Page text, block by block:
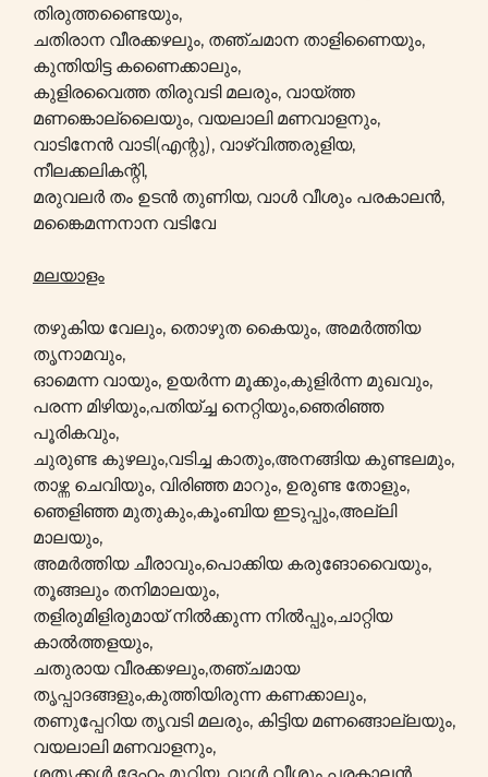
തിരുത്തണ്ടൈയും,
ചതിരാന വീരക്കഴലും, തഞ്ചമാന താളിണൈയും,
കുന്തിയിട്ട കണൈക്കാലും,
കുളിരവൈത്ത തിരുവടി മലരും, വായ്ത്ത
മണങ്കൊല്ലൈയും, വയലാലി മണവാളനും,
വാടിനേൻ വാടി(എന്റു), വാഴ്വിത്തരുളിയ,
നീലക്കലികന്റി,
മരുവലർ തം ഉടൻ തുണിയ, വാൾ വീശും പരകാലൻ,
മങ്കൈമന്നനാന വടിവേ
മലയാളം
തഴുകിയ വേലും, തൊഴുത കൈയും, അമർത്തിയ
തൃനാമവും,
ഓമെന്ന വായും, ഉയർന്ന മൂക്കും,കുളിർന്ന മുഖവും,
പരന്ന മിഴിയും,പതിയ്ച്ച നെറ്റിയും,ഞെരിഞ്ഞ
പൂരികവും,
ചുരുണ്ട കുഴലും,വടിച്ച കാതും,അനങ്ങിയ കുണ്ടലമും,
താഴ്ന്ന ചെവിയും, വിരിഞ്ഞ മാറും, ഉരുണ്ട തോളും,
ഞെളിഞ്ഞ മുതുകും,കൂംബിയ ഇടുപ്പും,അല്ലി
മാലയും,
അമർത്തിയ ചീരാവും,പൊക്കിയ കരുങോവൈയും,
തൂങ്ങലും തനിമാലയും,
തളിരുമിളിരുമായ് നിൽക്കുന്ന നിൽപ്പും,ചാറ്റിയ
കാൽത്തളയും,
ചതുരായ വീരക്കഴലും,തഞ്ചമായ
തൃപ്പാദങ്ങളും,കുത്തിയിരുന്ന കണക്കാലും,
തണുപ്പേറിയ തൃവടി മലരും, കിട്ടിയ മണങ്ങൊല്ലയും,
വയലാലി മണവാളനും,